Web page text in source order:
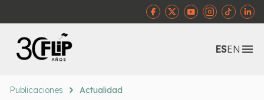
ESEN
Publicaciones Actualidad